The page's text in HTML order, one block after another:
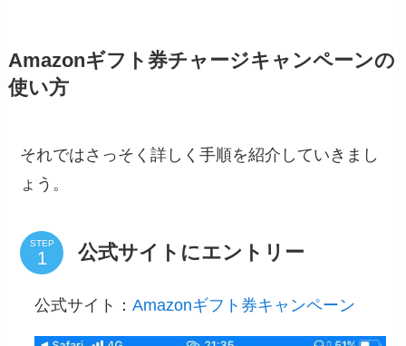
Amazonギフト券チャージキャンペーンの
使い方
それではさっそく詳しく手順を紹介していきまし
ょう。
STEP 公式サイトにエントリー
公式サイト：Amazonギフト券キャンペーン